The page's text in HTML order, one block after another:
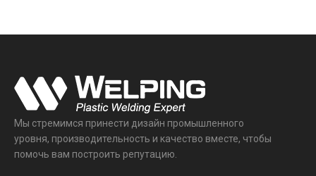
Мы стремимся принести дизайн промышленного
уровня, производительность и качество вместе, чтобы
помочь вам построить репутацию.